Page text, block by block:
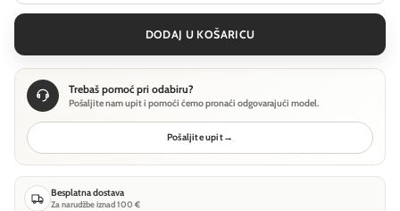
DODAJ U KOŠARICU
Trebaš pomoć pri odabiru?
Pošaljite nam upit i pomoći ćemo pronaći odgovarajući model.
Pošaljite upit→
Besplatna dostava
Za narudžbe iznad 100 €